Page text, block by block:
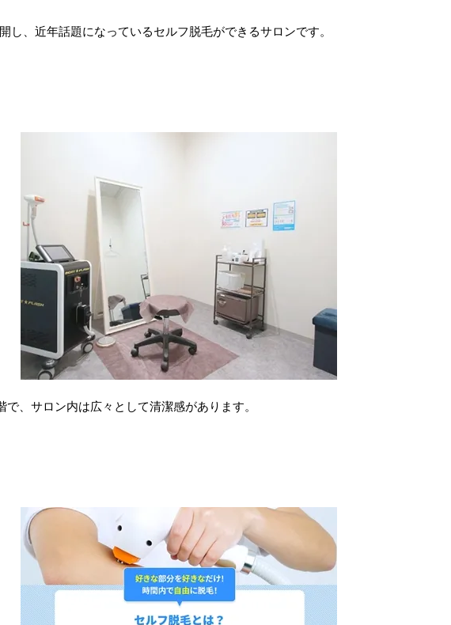
し、近年話題になっているセルフ脱毛ができるサロンです。
、サロン内は広々として清潔感があります。